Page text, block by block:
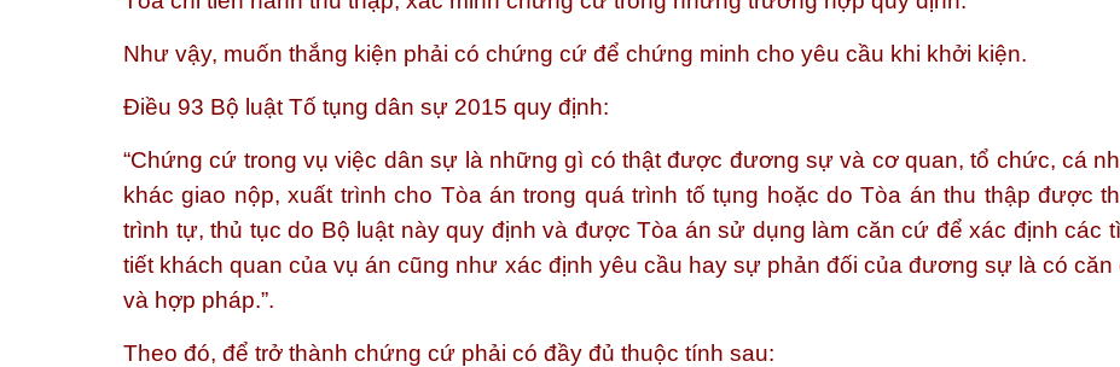
Như vậy, muốn thắng kiện phải có chứng cứ để chứng minh cho yêu cầu khi khởi kiện.
Điều 93 Bộ luật Tố tụng dân sự 2015 quy định:
“Chứng cứ trong vụ việc dân sự là những gì có thật được đương sự và cơ quan, tổ chức, cá
khác giao nộp, xuất trình cho Tòa án trong quá trình tố tụng hoặc do Tòa án thu thập được
trình tự, thủ tục do Bộ luật này quy định và được Tòa án sử dụng làm căn cứ để xác định các
tiết khách quan của vụ án cũng như xác định yêu cầu hay sự phản đối của đương sự là có căn
và hợp pháp.”.
Theo đó, để trở thành chứng cứ phải có đầy đủ thuộc tính sau: